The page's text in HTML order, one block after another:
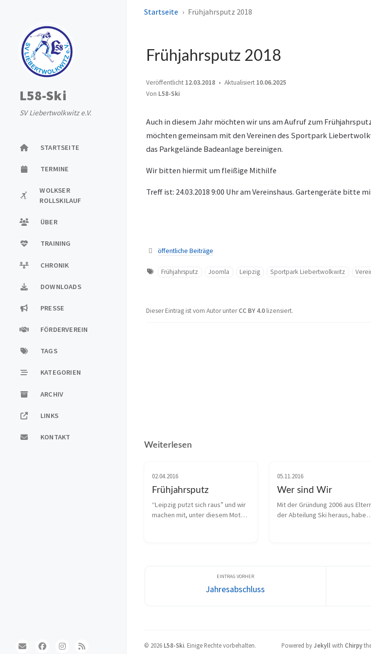
L58-Ski
SV Liebertwolkwitz e.V.
STARTSEITE
TERMINE
WOLKSER
ROLLSKILAUF
ÜBER
TRAINING
CHRONIK
DOWNLOADS
PRESSE
FÖRDERVEREIN
TAGS
KATEGORIEN
ARCHIV
LINKS
KONTAKT
Startseite Frühjahrsputz 2018
Frühjahrsputz 2018
Veröffentlicht 12.03.2018 Aktualisiert 10.06.2025
Von L58-Ski
Auch in diesem Jahr möchten wir uns am Aufruf zum
möchten gemeinsam mit den Vereinen des Sportpark
das Parkgelände Badeanlage bereinigen.
Wir bitten hiermit um fleißige Mithilfe
Treff ist: 24.03.2018 9:00 Uhr am Vereinshaus. Gartengeräte bitte
öffentliche Beiträge
Frühjahrsputz Joomla Leipzig Sportpark Liebertwolkwitz
Dieser Eintrag ist vom Autor unterCC BY 4.0lizensiert.
Weiterlesen
02.04.2016
Frühjahrsputz
“Leipzig putzt sich raus” und wir
machen mit, unter diesem Motto
05.11.2016
Wer sind Wir
Mit der Gründung 2006 aus
der Abteilung Ski heraus, haben
Jahresabschluss
© 2026 L58-Ski. Einige Rechte vorbehalten. Powered byJekyll with Chirpy